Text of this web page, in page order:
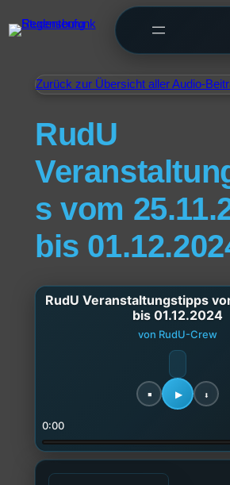
Zurück zur Übersicht aller Audio-
RudU
s vom
bis
RudU Veranstaltungstipps
bis 01.12.2024
von RudU-Crew
0:00